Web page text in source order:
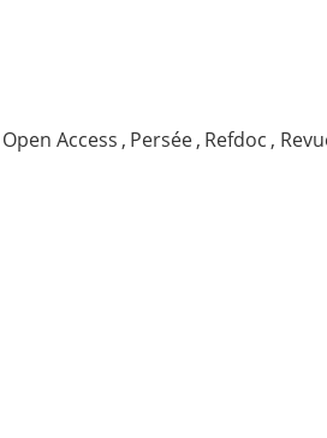
Open Access , Persée, Refdoc ,